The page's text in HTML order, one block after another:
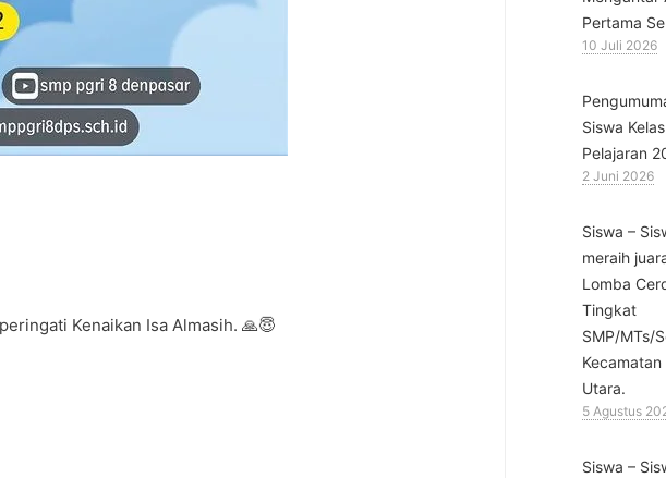
Kenaikan Isa Almasih. 🙏😇
Pertama
10 Juli 2026
Siswa
Pelajaran
2 Juni 2026
Siswa –
meraih
Lomba
Tingkat
SMP/MTs/
Utara.
5 Agustus
Siswa –